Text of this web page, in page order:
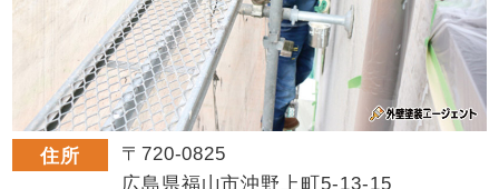
住所
〒720-0825
広島県福山市沖野上町5-13-15